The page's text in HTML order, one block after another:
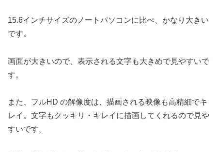
15.6インチサイズのノートパソコンに比べ、かなり大きい
です。
画面が大きいので、表示される文字も大きめで見やすいで
す。
また、フルHD の解像度は、描画される映像も高精細でキ
レイ。文字もクッキリ・キレイに描画してくれるので見や
すいです。